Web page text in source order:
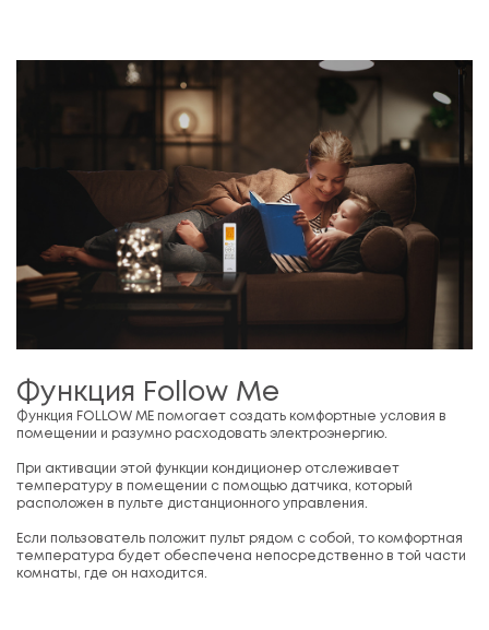
Функция Follow Me
Функция FOLLOW ME помогает создать комфортные условия в
помещении и разумно расходовать электроэнергию.
При активации этой функции кондиционер отслеживает
температуру в помещении с помощью датчика, который
расположен в пульте дистанционного управления.
Если пользователь положит пульт рядом с собой, то комфортная
температура будет обеспечена непосредственно в той части
комнаты, где он находится.